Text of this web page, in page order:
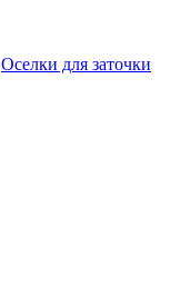
Оселки для заточки